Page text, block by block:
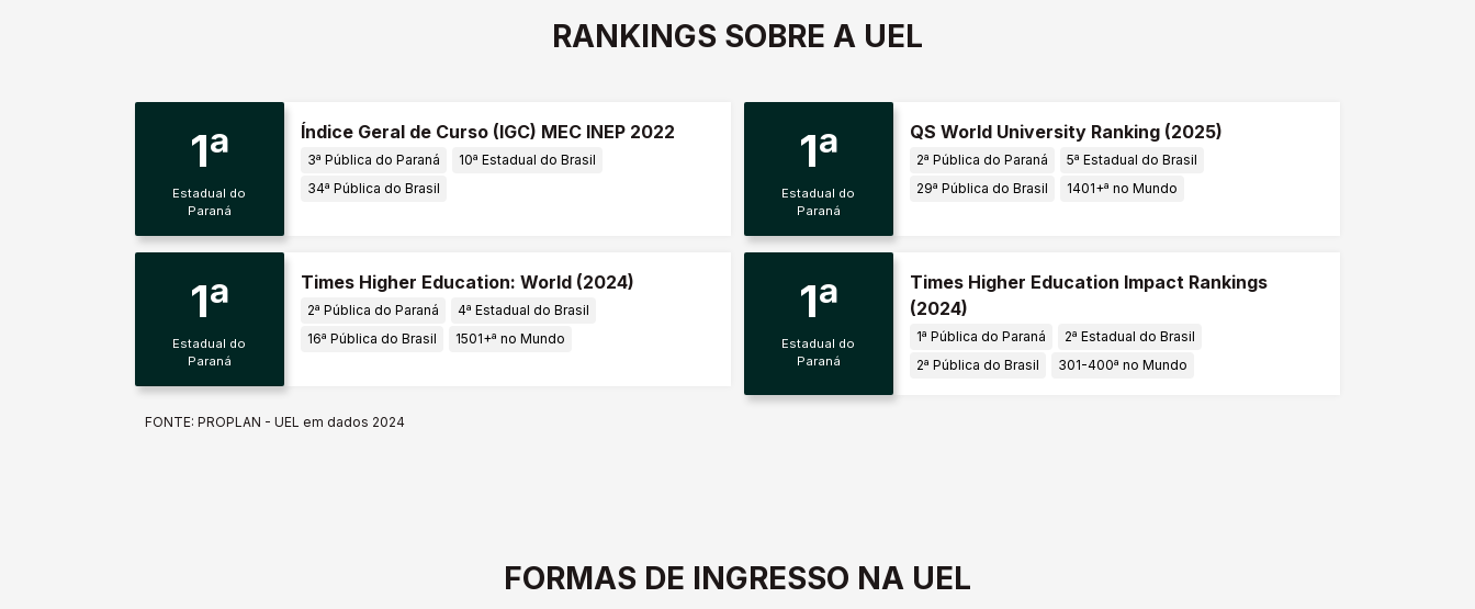
RANKINGS SOBRE A UEL
1ª
Estadual do
Paraná
Índice Geral de Curso (IGC) MEC INEP 2022
3ª Pública do Paraná
10ª Estadual do Brasil
34ª Pública do Brasil
1ª
Estadual do
Paraná
QS World University Ranking (2025)
2ª Pública do Paraná
5ª Estadual do Brasil
29ª Pública do Brasil
1401+ª no Mundo
1ª
Estadual do
Paraná
Times Higher Education: World (2024)
2ª Pública do Paraná
4ª Estadual do Brasil
16ª Pública do Brasil
1501+ª no Mundo
1ª
Estadual do
Paraná
Times Higher Education Impact Rankings
(2024)
1ª Pública do Paraná
2ª Estadual do Brasil
2ª Pública do Brasil
301-400ª no Mundo
FONTE: PROPLAN - UEL em dados 2024
FORMAS DE INGRESSO NA UEL